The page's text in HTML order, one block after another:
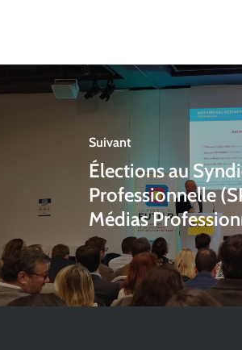
Suivant
Élections au
Professionnelle
Médias